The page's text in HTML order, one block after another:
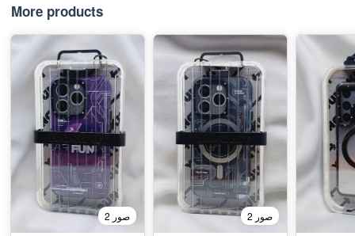
More products
2 صور 2 صور